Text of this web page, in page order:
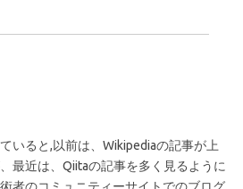
いると,以前は、Wikipediaの記事が上
最近は、Qiitaの記事を多く見るように